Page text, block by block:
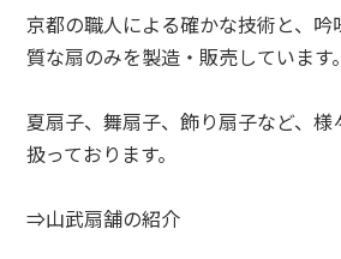
京都の職人による確かな技術と、吟
質な扇のみを製造・販売しています。
夏扇子、舞扇子、飾り扇子など、様
扱っております。
⇒山武扇舗の紹介